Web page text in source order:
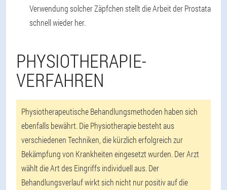
Verwendung solcher Zäpfchen stellt die Arbeit der Prostata
schnell wieder her.
PHYSIOTHERAPIE-
VERFAHREN
Physiotherapeutische Behandlungsmethoden haben sich
ebenfalls bewährt. Die Physiotherapie besteht aus
verschiedenen Techniken, die kürzlich erfolgreich zur
Bekämpfung von Krankheiten eingesetzt wurden. Der Arzt
wählt die Art des Eingriffs individuell aus. Der
Behandlungsverlauf wirkt sich nicht nur positiv auf die